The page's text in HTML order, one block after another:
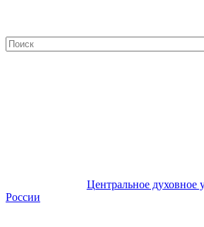
Центральное духовное
России